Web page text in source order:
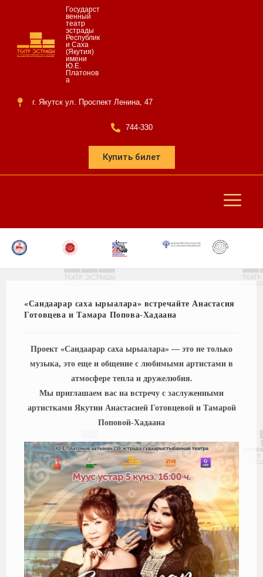
Государст
венный
театр
эстрады
Республик
и Саха
(Якутия)
имени
Ю.Е.
Платонов
а
г. Якутск ул. Проспект Ленина, 47
744-330
Купить билет
«Сандаарар саха ырыалара» встречайте Анастасия
Готовцева и Тамара Попова-Хадаана
Проект «Сандаарар саха ырыалара» — это не только
музыка, это еще и общение с любимыми артистами в
атмосфере тепла и дружелюбия.
Мы приглашаем вас на встречу с заслуженными
артистками Якутии Анастасией Готовцевой и Тамарой
Поповой-Хадаана